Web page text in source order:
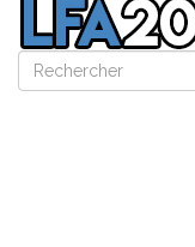
Rechercher
Rechercher